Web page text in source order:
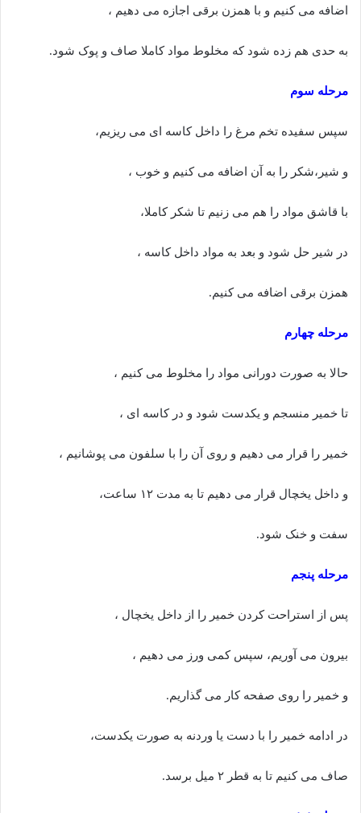
اضافه می کنیم و با همزن برقی اجازه می دهیم ،
به حدی هم زده شود که مخلوط مواد کاملا صاف و پوک شود.
مرحله سوم
سپس سفیده تخم مرغ را داخل کاسه ای می ریزیم،
و شیر،شکر را به آن اضافه می کنیم و خوب ،
با قاشق مواد را هم می زنیم تا شکر کاملا،
در شیر حل شود و بعد به مواد داخل کاسه ،
همزن برقی اضافه می کنیم.
مرحله چهارم
حالا به صورت دورانی مواد را مخلوط می کنیم ،
تا خمیر منسجم و یکدست شود و در کاسه ای ،
خمیر را قرار می دهیم و روی آن را با سلفون می پوشانیم ،
و داخل یخچال قرار می دهیم تا به مدت ۱۲ ساعت،
سفت و خنک شود.
مرحله پنجم
پس از استراحت کردن خمیر را از داخل یخچال ،
بیرون می آوریم، سپس کمی ورز می دهیم ،
و خمیر را روی صفحه کار می گذاریم.
در ادامه خمیر را با دست یا وردنه به صورت یکدست،
صاف می کنیم تا به قطر ۲ میل برسد.